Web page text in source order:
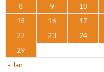
8
9 10
15
16 17
22
23 24
29
« Jan